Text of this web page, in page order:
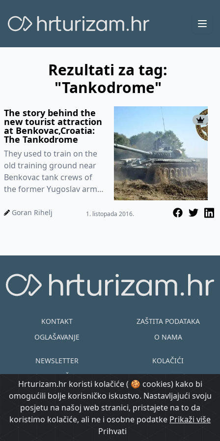
Rezultati za tag:
"Tankodrome"
The story behind the
new tourist attraction
at Benkovac,Croatia:
The Tankodrome
They used to train on the
old training ground near
Benkovac tank crews of
the former Yugoslav army
tankers , and now is just an
Goran Rihelj 1. listopada 2016.
Hrturizam.hr koristi kolačiće ( 🍪 cookies) kako bi
omogućili bolje korisničko iskustvo. Nastavljajući svoju
posjetu na našoj web stranici, pristajete na to da
koristimo kolačiće, ali ne i osobne podatke Prikaži više
Prihvati
KONTAKT
OGLAŠAVANJE
ZAŠTITA PODATAKA
O NAMA
NEWSLETTER
UVJETI KORIŠTENJA
KOLAČIĆI
EN HR
© Copyright
2015.-2026.
@ Created by
Morgan Code
Prijavi se